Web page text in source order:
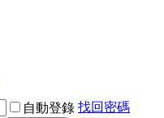
自動登錄 找回密碼